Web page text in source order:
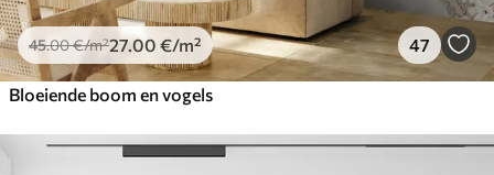
45.00€/m²27.00 €/m² 47
Bloeiende boom en vogels